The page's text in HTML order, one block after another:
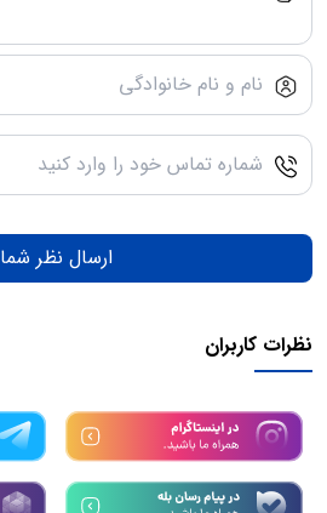
ارسال نظر شما
نظرات کاربران